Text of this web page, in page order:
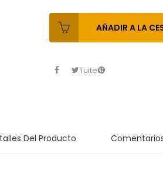
AÑADIR A LA
Tuitear
Del Producto